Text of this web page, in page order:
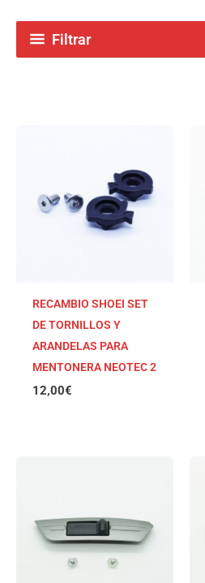
Filtrar
RECAMBIO SHOEI SET
DE TORNILLOS Y
ARANDELAS PARA
MENTONERA NEOTEC 2
12,00€